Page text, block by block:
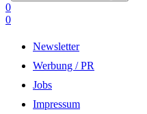
0
0
Newsletter
Werbung / PR
Jobs
Impressum